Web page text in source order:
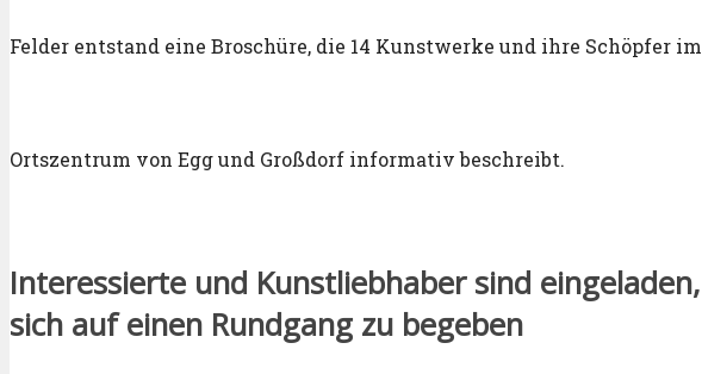
Felder entstand eine Broschüre, die 14 Kunstwerke und ihre Schöpfer im
Ortszentrum von Egg und Großdorf informativ beschreibt.
Interessierte und Kunstliebhaber sind eingeladen,
sich auf einen Rundgang zu begeben